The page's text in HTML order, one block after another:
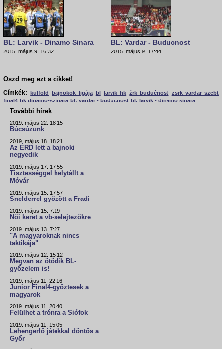
BL: Larvik - Dinamo Sinara
2015. május 9. 16:32
BL: Vardar - Buducnost
2015. május 9. 17:44
Oszd meg ezt a cikket!
Címkék:
külföld bajnokok ligája bl larvik hk žrk budućnost zsrk vardar szcbt
final4 hk dinamo-szinara bl: vardar - buducnost bl: larvik - dinamo sinara
További hírek
2019. május 22. 18:15
Búcsúzunk
2019. május 18. 18:21
Az ÉRD lett a bajnoki
negyedik
2019. május 17. 17:55
Tisztességgel helytállt a
Móvár
2019. május 15. 17:57
Snelderrel győzött a Fradi
2019. május 15. 7:19
Női keret a vb-selejtezőkre
2019. május 13. 7:27
"A magyaroknak nincs
taktikája"
2019. május 12. 15:12
Megvan az ötödik BL-
győzelem is!
2019. május 11. 22:16
Junior Final4-győztesek a
magyarok
2019. május 11. 20:40
Felülhet a trónra a Siófok
2019. május 11. 15:05
Lehengerlő játékkal döntős a
Győr